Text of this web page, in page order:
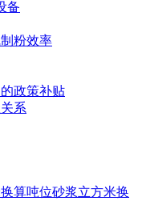
备
粉效率
政策补贴
系
算吨位砂浆立方米换